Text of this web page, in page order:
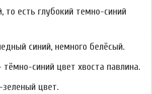
то есть глубокий темно-синий
синий, немного белёсый.
синий цвет хвоста павлина.
цвет.